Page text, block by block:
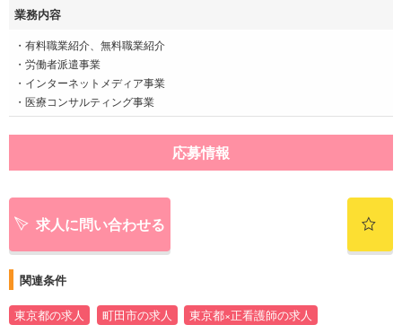
業務内容
・有料職業紹介、無料職業紹介
・労働者派遣事業
・インターネットメディア事業
・医療コンサルティング事業
応募情報
求人に問い合わせる
関連条件
東京都の求人 町田市の求人
東京都×正看護師の求人